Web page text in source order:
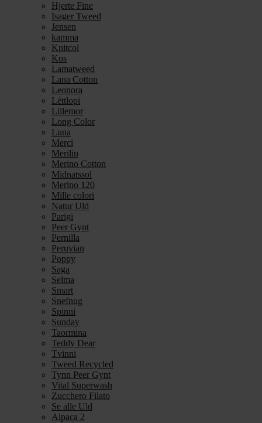
Hjerte Fine
Isager Tweed
Jensen
kamma
Knitcol
Kos
Lamatweed
Lana Cotton
Leonora
Léttlopi
Lillemor
Long Color
Luna
Merci
Merilin
Merino Cotton
Midnatssol
Merino 120
Mille colori
Natur Uld
Parigi
Peer Gynt
Pernilla
Peruvian
Poppy
Saga
Selma
Smart
Snefnug
Spinni
Sunday
Taormina
Teddy Dear
Tvinni
Tweed Recycled
Tynn Peer Gynt
Vital Superwash
Zucchero Filato
Se alle Uld
Alpaca 2